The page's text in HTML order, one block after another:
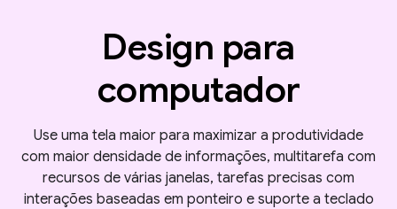
Design para
computador
Use uma tela maior para maximizar a produtividade
com maior densidade de informações, multitarefa com
recursos de várias janelas, tarefas precisas com
interações baseadas em ponteiro e suporte a teclado